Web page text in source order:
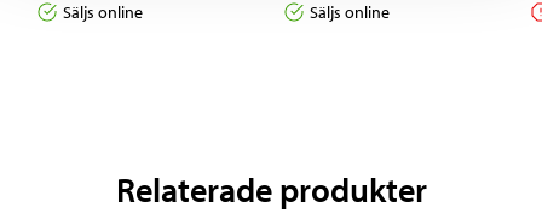
Säljs online
Säljs online
Relaterade produkter